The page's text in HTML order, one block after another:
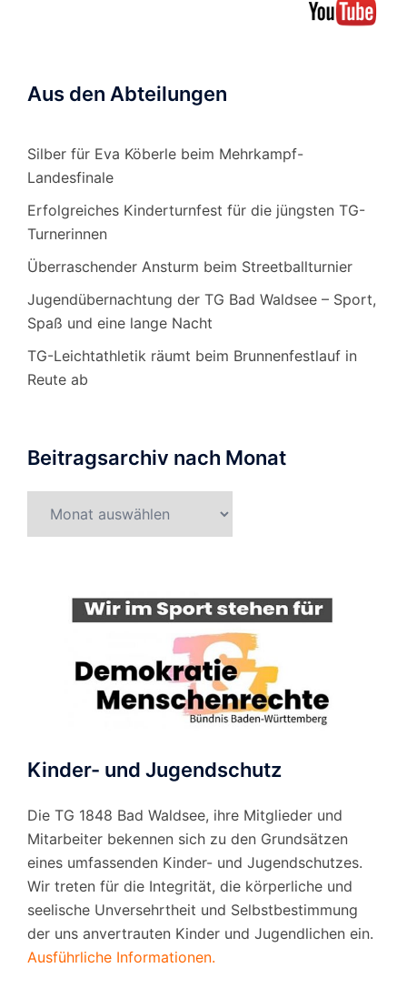
Aus den Abteilungen
Silber für Eva Köberle beim Mehrkampf-
Landesfinale
Erfolgreiches Kinderturnfest für die jüngsten TG-
Turnerinnen
Überraschender Ansturm beim Streetballturnier
Jugendübernachtung der TG Bad Waldsee – Sport,
Spaß und eine lange Nacht
TG-Leichtathletik räumt beim Brunnenfestlauf in
Reute ab
Beitragsarchiv nach Monat
nach
Kinder- und Jugendschutz
Die TG 1848 Bad Waldsee, ihre Mitglieder und
Mitarbeiter bekennen sich zu den Grundsätzen
eines umfassenden Kinder- und Jugendschutzes.
Wir treten für die Integrität, die körperliche und
seelische Unversehrtheit und Selbstbestimmung
der uns anvertrauten Kinder und Jugendlichen ein.
Ausführliche Informationen.